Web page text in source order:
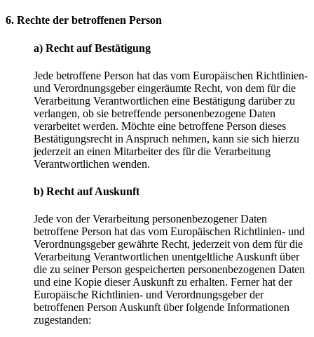
6. Rechte der betroffenen Person
a) Recht auf Bestätigung
Jede betroffene Person hat das vom Europäischen Richtlinien-
und Verordnungsgeber eingeräumte Recht, von dem für die
Verarbeitung Verantwortlichen eine Bestätigung darüber zu
verlangen, ob sie betreffende personenbezogene Daten
verarbeitet werden. Möchte eine betroffene Person dieses
Bestätigungsrecht in Anspruch nehmen, kann sie sich hierzu
jederzeit an einen Mitarbeiter des für die Verarbeitung
Verantwortlichen wenden.
b) Recht auf Auskunft
Jede von der Verarbeitung personenbezogener Daten
betroffene Person hat das vom Europäischen Richtlinien- und
Verordnungsgeber gewährte Recht, jederzeit von dem für die
Verarbeitung Verantwortlichen unentgeltliche Auskunft über
die zu seiner Person gespeicherten personenbezogenen Daten
und eine Kopie dieser Auskunft zu erhalten. Ferner hat der
Europäische Richtlinien- und Verordnungsgeber der
betroffenen Person Auskunft über folgende Informationen
zugestanden: